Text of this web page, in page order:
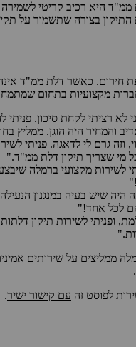
היא רכיב קריטי
בצורה שתשמור על
חירום. כאשר דלת ממ"ד
מקצועיות בתחום
רציתי לקחת סיכון.
והמחיר היה הוגן. ממליץ
גרם לי לדאגה. פניתי
מי שצריך תיקון דלת ממ"ד."
מקצועי ברמלה
שיש בעיה במנגנון
לכל אחד!"
ופניתי לשירות תיקון
ממליצים על שירותים
לפוסט זה עם קישור ישיר.